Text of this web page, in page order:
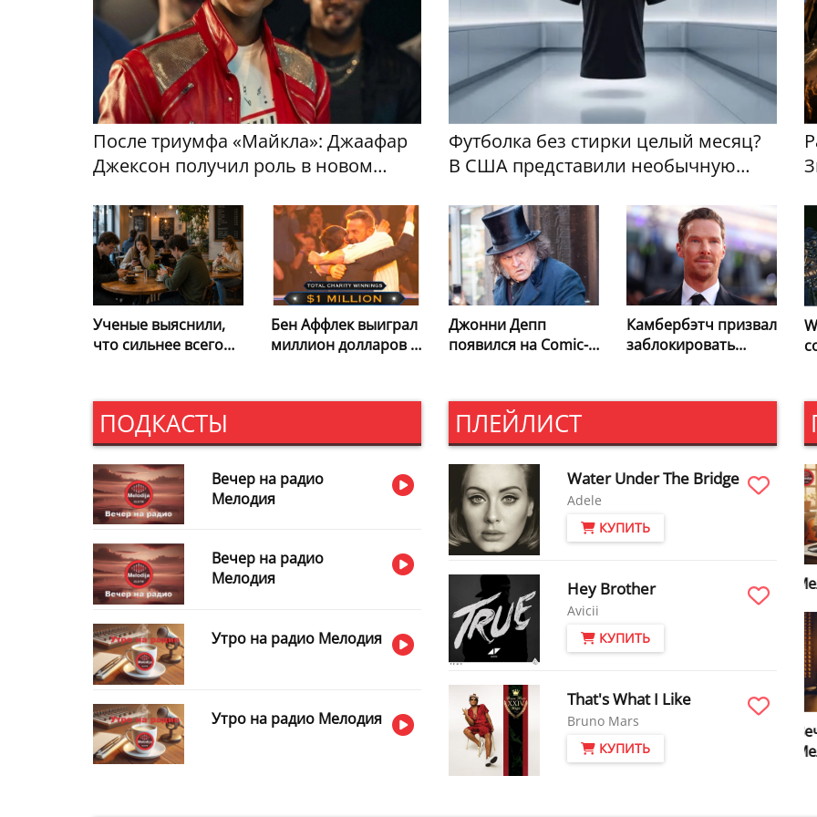
После триумфа «Майкла»: Джаафар
Джексон получил роль в новом
Футболка без стирки целый месяц?
В США представили необычную
Ученые выяснили,
что сильнее всего
зависимость
Бен Аффлек выиграл
миллион долларов в
миллионером?» и
приз
Джонни Депп
появился на Comic-
представил новый
фильм
Камбербэтч призвал
заблокировать
Discovery
ПОДКАСТЫ
Вечер на радио
Мелодия
Вечер на радио
Мелодия
Утро на радио Мелодия
Утро на радио Мелодия
ПЛЕЙЛИСТ
Water Under The Bridge
Adele
КУПИТЬ
Hey Brother
Avicii
КУПИТЬ
That's What I Like
Bruno Mars
КУПИТЬ
Мелодии Легенды
Вечер на радио
Мелодия